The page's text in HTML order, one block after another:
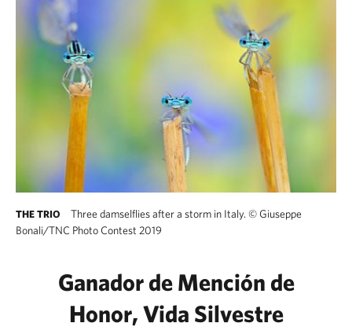
THE TRIO Three damselflies after a storm in Italy. ©Giuseppe
Bonali/TNC Photo Contest 2019
Ganador de Mención de
Honor, Vida Silvestre